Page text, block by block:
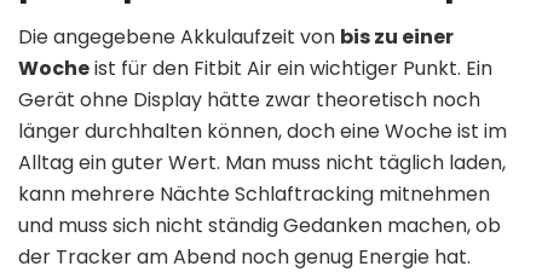
Die angegebene Akkulaufzeit von bis zu einer
Wocheist für den Fitbit Air ein wichtiger Punkt. Ein
Gerät ohne Display hätte zwar theoretisch noch
länger durchhalten können, doch eine Woche ist im
Alltag ein guter Wert. Man muss nicht täglich laden,
kann mehrere Nächte Schlaftracking mitnehmen
und muss sich nicht ständig Gedanken machen, ob
der Tracker am Abend noch genug Energie hat.